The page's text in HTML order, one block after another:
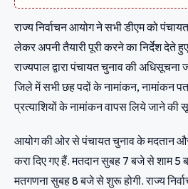
राज्य निर्वाचन आयोग ने सभी डीएम को
लेकर अपनी तैयारी पूरी करने का निर्देश देते
राज्यपाल द्वारा पंचायत चुनाव की अधिसूचना
जिले में सभी छह पदों के नामांकन, नामांकन
प्रत्याशियों के नामांकन वापस लिये जाने की
आयोग की ओर से पंचायत चुनाव के मदतान
करा दिए गए हैं. मतदान सुबह 7 बजे से शाम 5
मतगणना सुबह 8 बजे से शुरू होगी. राज्य